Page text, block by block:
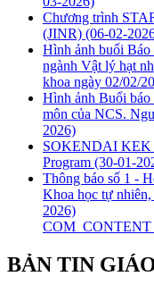
Chương trình
(JINR) (06-02-
Hình ảnh buổi Báo
ngành Vật lý hạt
khoa ngày 02/02/
Hình ảnh Buổi
môn của NCS.
2026)
SOKENDAI KEK
Program (30-01-
Thông báo số 1 -
Khoa học tự
2026)
BẢN TIN